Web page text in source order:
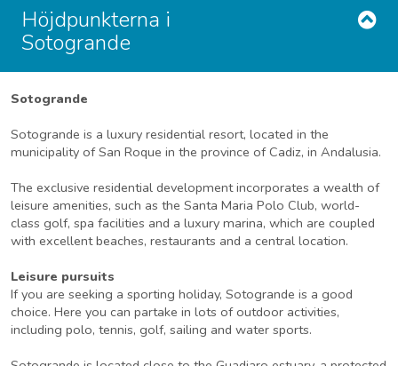
Höjdpunkterna i
Sotogrande
Sotogrande
Sotogrande is a luxury residential resort, located in the
municipality of San Roque in the province of Cadiz, in Andalusia.
The exclusive residential development incorporates a wealth of
leisure amenities, such as the Santa Maria Polo Club, world-
class golf, spa facilities and a luxury marina, which are coupled
with excellent beaches, restaurants and a central location.
Leisure pursuits
If you are seeking a sporting holiday, Sotogrande is a good
choice. Here you can partake in lots of outdoor activities,
including polo, tennis, golf, sailing and water sports.